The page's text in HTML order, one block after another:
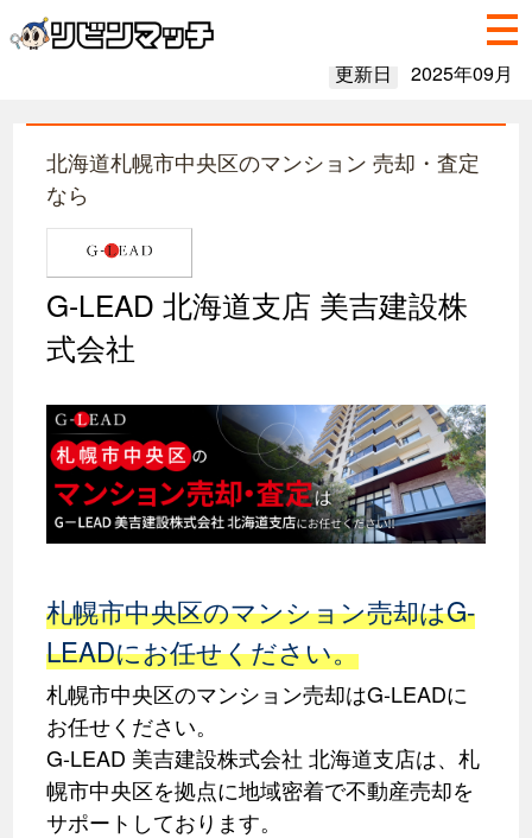
更新日 2025年09月
北海道札幌市中央区のマンション 売却・査定
なら
G-LEAD 北海道支店 美吉建設株
式会社
札幌市中央区のマンション売却はG-
LEADにお任せください。
札幌市中央区のマンション売却はG-LEADに
お任せください。
G-LEAD 美吉建設株式会社 北海道支店は、札
幌市中央区を拠点に地域密着で不動産売却を
サポートしております。